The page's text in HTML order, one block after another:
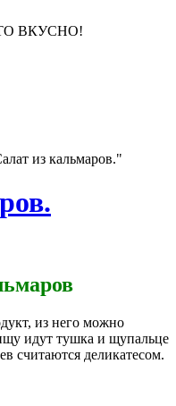
ВКУСНО!
из кальмаров."
из него можно
идут тушка и щупальце
считаются деликатесом.